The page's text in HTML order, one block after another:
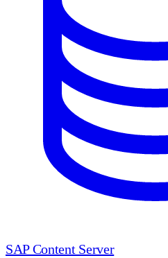
SAP Content Server